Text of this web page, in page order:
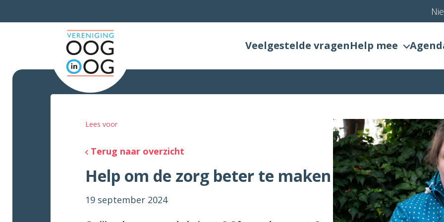
Veelgestelde vragenHelp mee
Lees voor
Terug naar overzicht
Help om de zorg beter te maken
19 september 2024